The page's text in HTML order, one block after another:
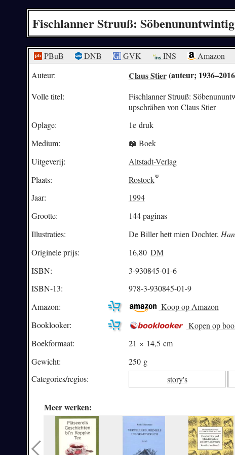
Fischlanner Struuß:
PBuB DNB GVK INS Amazon
Auteur: Claus Stier(auteur;
Volle titel:
Fischlanner Struuß:
upschräben von Claus Stier
Oplage:
1e druk
Medium:
📖 Boek
Uitgeverij:
Altstadt-Verlag
Plaats:
Rostock
Jaar:
1994
Grootte:
144 paginas
Illustraties:
De Biller hett mien Dochter,
Originele prijs:
16,80 DM
ISBN:
3-930845-01-6
ISBN-13:
978-3-930845-01-9
Amazon:
Koop op Amazon
Booklooker:
Kopen op
Boekformaat:
21 × 14,5 cm
Gewicht:
250 g
Categories/regios: story's
Meer werken: